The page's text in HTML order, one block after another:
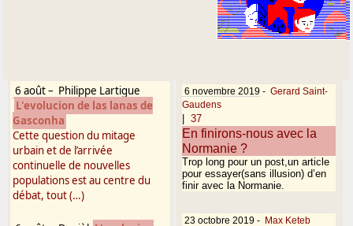
6 août– Philippe Lartigue
L'evolucion de las lanas de
Gasconha
Cette question du mitage
urbain et de l’arrivée
continuelle de nouvelles
populations est au centre du
débat, tout (…)
6 novembre 2019 - Gerard Saint-
Gaudens
37
En finirons-nous avec la
Normanie ?
Trop long pour un post,un article
pour essayer(sans illusion) d’en
finir avec la Normanie.
23 octobre 2019 - Max Keteb